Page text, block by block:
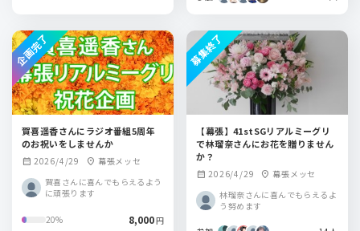
賀喜遥香さんにラジオ番組5周年
のお祝いをしませんか
calendar_month 2026/4/29 location_on 幕張メッセ
賀喜さんに喜んでもらえるよう
に頑張ります
20% 8,000円
企画完了
【幕張】41stSGリアルミーグリ
で林瑠奈さんにお花を贈りません
か？
calendar_month 2026/4/29 location_on 幕張メッセ
林瑠奈さんに喜んでもらえるよ
う努めます
募集終了